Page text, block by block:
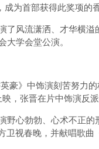
为首部获得此奖项的香
风流潇洒、才华横溢
学会堂公演。
》中饰演刻苦努力的
，张晋在片中饰演反派
心勃勃、心术不正的
视春晚，并献唱歌曲